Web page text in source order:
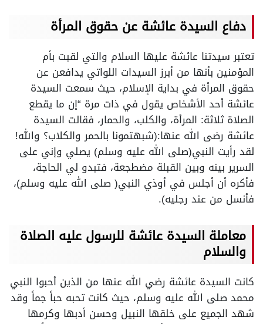
دفاع السيدة عائشة عن حقوق المرأة
تعتبر سيدتنا عائشة عليها السلام والتي لقبت بأم
المؤمنين بأنها من أبرز السيدات اللواتي يدافعن عن
حقوق المرأة في بداية الإسلام، حيث سمعت السيدة
عائشة أحد الأشخاص يقول في ذات مرة “إن ما يقطع
الصلاة ثلاثة: المرأة، والكلب، والحمار، فقالت السيدة
عائشة رضى الله عنها:(شبهتمونا بالحمر والكلاب؟ والله!
لقد رأيت النبي(صلى الله عليه وسلم) يصلي وإني على
السرير بينه وبين القبلة مضطجعة، فتبدو لي الحاجة،
فأكره أن أجلس في أوذي النبي( صلى الله عليه وسلم)،
فأنسل من عند رجليه).
معاملة السيدة عائشة للرسول عليه الصلاة
والسلام
كانت السيدة عائشة رضي الله عنها من الذين أحبوا النبي
محمد صلى الله عليه وسلم، حيث كانت تحبه حباً جماً وقد
شهد الجميع على خلقها النبيل وحسن أدبها وكرمها